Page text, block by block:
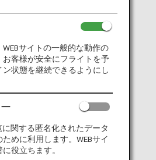
）
レード特典」を追加しました。
をご確認ください。
サイトの一般的な動作の
お客様が安全にフライトを予
状態を継続できるようにし
に関する匿名化されたデータ
めに利用します。WEBサイ
役立ちます。